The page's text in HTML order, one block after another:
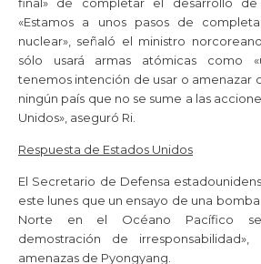
«Estamos a unos pasos de
nuclear», señaló el ministro
sólo usará armas atómicas como
tenemos intención de usar o amenazar
ningún país que no se sume a las
Unidos», aseguró Ri.
Respuesta de Estados Unidos
El Secretario de Defensa
este lunes que un ensayo de una
Norte en el Océano Pacífico
demostración de
amenazas de Pyongyang.